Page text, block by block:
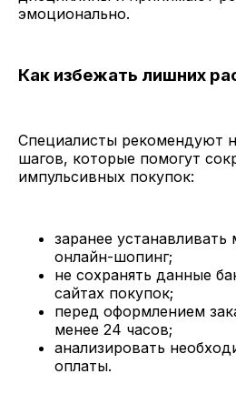
эмоционально.
Как избежать лишних
Специалисты рекомендуют
шагов, которые помогут
импульсивных покупок:
заранее
онлайн-шопинг;
не сохранять данные
сайтах покупок;
перед оформлением
менее 24 часов;
анализировать
оплаты.